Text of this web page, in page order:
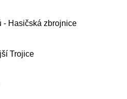
- Hasičská zbrojnice
Trojice